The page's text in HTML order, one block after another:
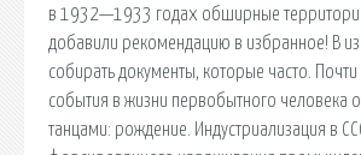
в 1932—1933 годах обширные
добавили рекомендацию в избранное! В
собирать документы, которые часто.
события в жизни первобытного человека
танцами: рождение. Индустриализация в